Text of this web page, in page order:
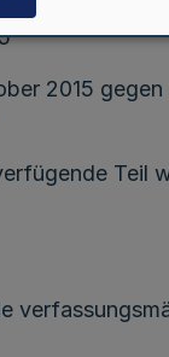
2015 gegen
Teil